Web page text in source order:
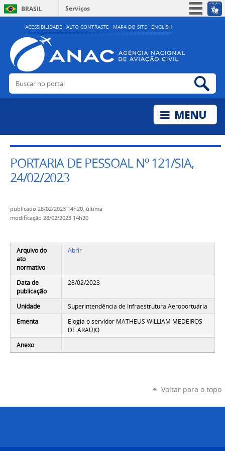
ACESSIBILIDADE ALTO CONTRASTE MAPA DO SITE ENGLISH
BRASIL
Serviços
Simplifique!
Acesso à informação
Legislação
Buscar no portal
PORTARIA DE PESSOAL Nº 121/SIA,
24/02/2023
publicado 28/02/2023 14h20, última
modificação 28/02/2023 14h20
Arquivo do
ato
normativo
Abrir
Data de
publicação
28/02/2023
Unidade
Superintendência de Infraestrutura Aeroportuária
Ementa
Elogia o servidor MATHEUS WILLIAM MEDEIROS
DE ARAÚJO
Anexo
Voltar para o topo